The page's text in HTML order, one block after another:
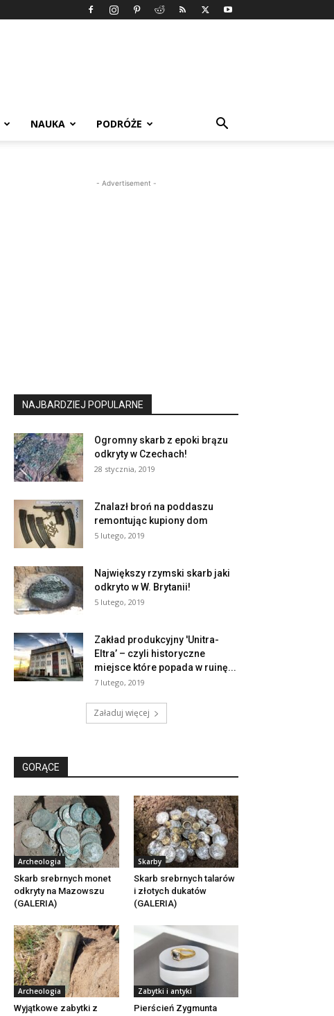
NAUKA PODRÓŻE
- Advertisement -
NAJBARDZIEJ POPULARNE
Ogromny skarb z epoki brązu
odkryty w Czechach!
28 stycznia, 2019
Znalazł broń na poddaszu
remontując kupiony dom
5 lutego, 2019
Największy rzymski skarb jaki
odkryto w W. Brytanii!
5 lutego, 2019
Zakład produkcyjny 'Unitra-
Eltra’ – czyli historyczne
miejsce które popada w ruinę...
7 lutego, 2019
Załaduj więcej
GORĄCE
Archeologia
Skarb srebrnych monet
odkryty na Mazowszu
(GALERIA)
Skarby
Skarb srebrnych talarów
i złotych dukatów
(GALERIA)
Archeologia
Wyjątkowe zabytki z
Zabytki i antyki
Pierścień Zygmunta